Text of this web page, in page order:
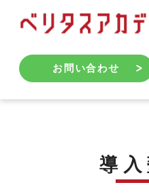
お問い合わせ
導